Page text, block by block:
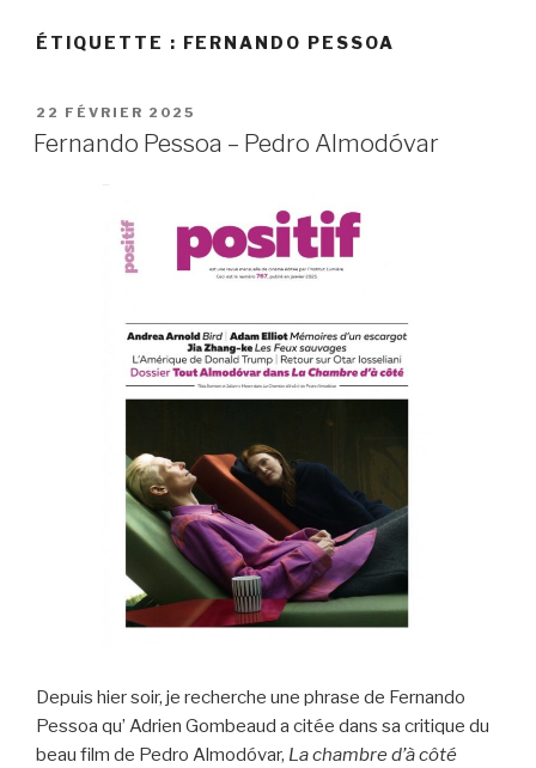
ÉTIQUETTE : FERNANDO PESSOA
PUBLIÉ
LE
22 FÉVRIER 2025
Fernando Pessoa – Pedro Almodóvar
Depuis hier soir, je recherche une phrase de Fernando
Pessoa qu’ Adrien Gombeaud a citée dans sa critique du
beau film de Pedro Almodóvar, La chambre d’à côté